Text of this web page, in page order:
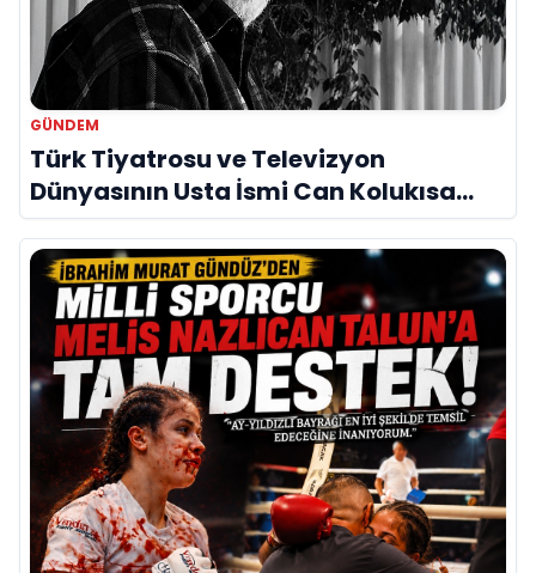
GÜNDEM
Türk Tiyatrosu ve Televizyon
Dünyasının Usta İsmi Can Kolukısa
Hayatını Kaybetti